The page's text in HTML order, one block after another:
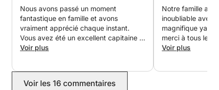
Nous avons passé un moment
fantastique en famille et avons
vraiment apprécié chaque instant.
Vous avez été un excellent capitaine :
professionnel, sympathique et toujours
étaient absolument magnifiques. Ce
Voir plus
Notre famille a
inoubliable avec
magnifique
merci à tous les
gentillesse et
Voir plus
Voir les 16 commentaires